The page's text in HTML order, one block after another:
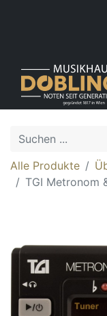
Alle Produkte
TGI Metronom